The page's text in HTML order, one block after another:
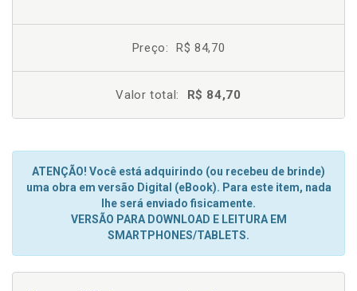
Preço: R$ 84,70
Valor total: R$ 84,70
ATENÇÃO! Você está adquirindo (ou recebeu de brinde)
uma obra em versão Digital (eBook). Para este item, nada
lhe será enviado fisicamente.
VERSÃO PARA DOWNLOAD E LEITURA EM
SMARTPHONES/TABLETS.